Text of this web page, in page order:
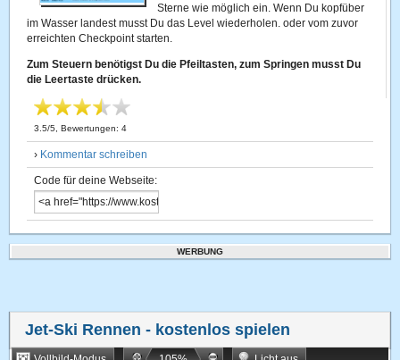
Sterne wie möglich ein. Wenn Du kopfüber
im Wasser landest musst Du das Level wiederholen. oder vom zuvor
erreichten Checkpoint starten.
Zum Steuern benötigst Du die Pfeiltasten, zum Springen musst Du
die Leertaste drücken.
3.5/5 , Bewertungen:4
› Kommentar schreiben
Code für deine Webseite:
WERBUNG
Jet-Ski Rennen - kostenlos spielen